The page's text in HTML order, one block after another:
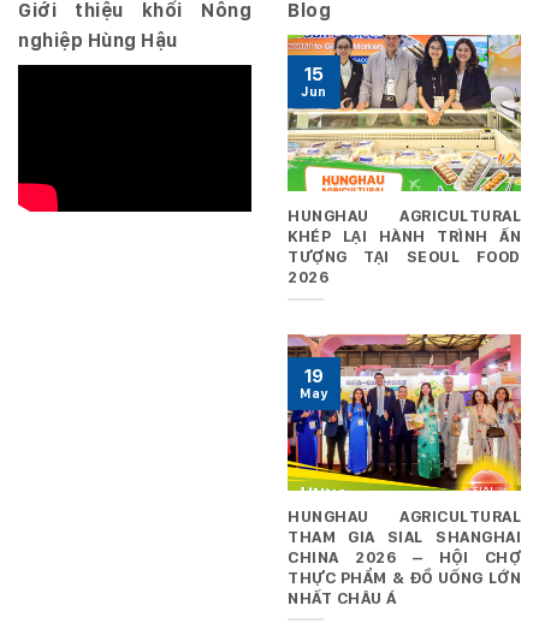
Giới thiệu khối Nông
nghiệp Hùng Hậu
Blog
HUNGHAU AGRICULTURAL
KHÉP LẠI HÀNH TRÌNH ẤN
TƯỢNG TẠI SEOUL FOOD
2026
15
Jun
HUNGHAU AGRICULTURAL
THAM GIA SIAL SHANGHAI
CHINA 2026 – HỘI CHỢ
THỰC PHẨM & ĐỒ UỐNG LỚN
NHẤT CHÂU Á
19
May